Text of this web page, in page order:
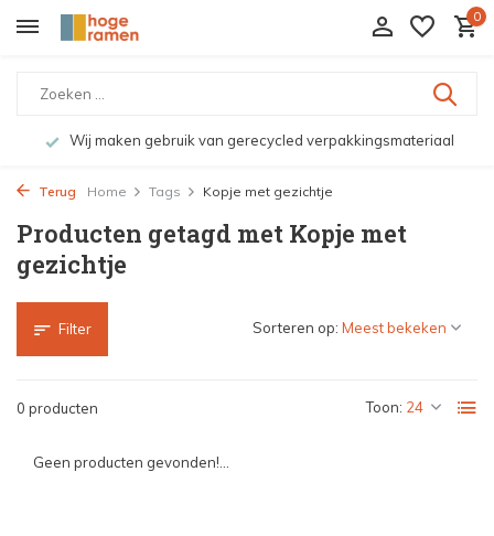
0
Wij maken gebruik van gerecycled verpakkingsmateriaal
Terug Home Tags Kopje met gezichtje
Producten getagd met Kopje met
gezichtje
Filter
0 producten Toon:
Sorteren op:
Geen producten gevonden!...